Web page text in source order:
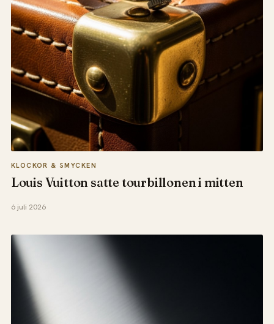
KLOCKOR & SMYCKEN
Louis Vuitton satte tourbillonen i mitten
6 juli 2026